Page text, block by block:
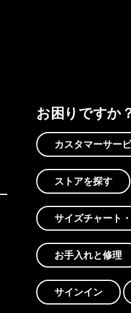
お困りですか
カスタマーサー
ストアを探す
サイズチャート
お手入れと修理
サインイン